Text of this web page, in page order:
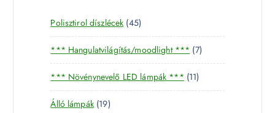
Polisztirol díszlécek 454
5
t
e
r
m
*** Hangulatvilágítás/moodlight *** 77
t
r
*** Növénynevelő LED lámpák *** 111
1
Álló lámpák 191